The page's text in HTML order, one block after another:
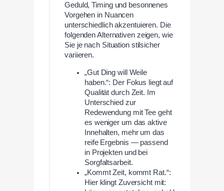
Geduld, Timing und besonnenes
Vorgehen in Nuancen
unterschiedlich akzentuieren. Die
folgenden Alternativen zeigen, wie
Sie je nach Situation stilsicher
variieren.
„Gut Ding will Weile
haben.“: Der Fokus liegt auf
Qualität durch Zeit. Im
Unterschied zur
Redewendung mit Tee geht
es weniger um das aktive
Innehalten, mehr um das
reife Ergebnis — passend
in Projekten und bei
Sorgfaltsarbeit.
„Kommt Zeit, kommt Rat.“:
Hier klingt Zuversicht mit: